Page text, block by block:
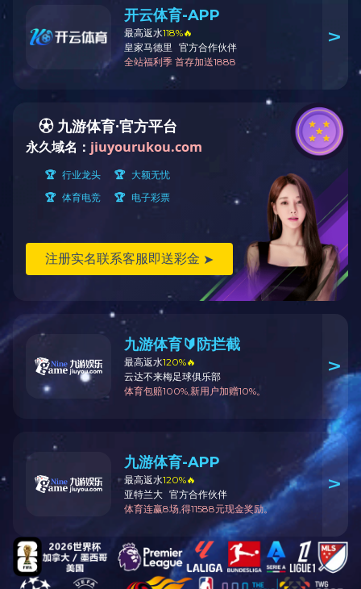
高工作频率下获得抗干扰效率，特别是在1MHZ-500MHZ的条件下，
适用于直径从1mm至20mm的电缆。 小尺寸，用于轴向磁珠彩色电
感抽头和小型RF变压器，材料包括NiZn和MnZn，导磁率从40到
上一条：RID型
铝合金零件定制加工